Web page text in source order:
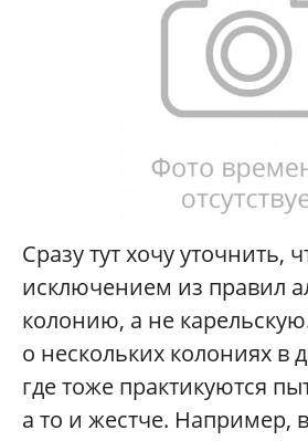
Сразу тут хочу уточнить,
исключением из правил
колонию, а не
о нескольких колониях в
где тоже практикуются
а то и жестче. Например,